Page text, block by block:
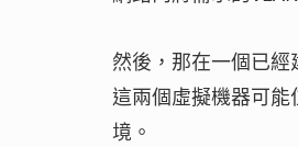
然後，那在一個已
這兩個虛擬機器可
境。